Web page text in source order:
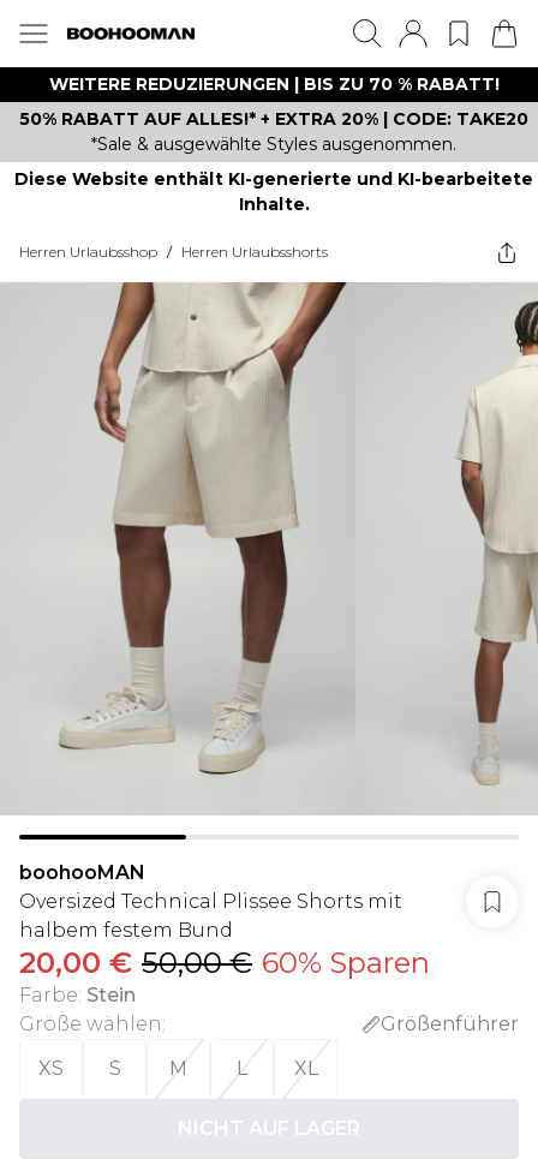
WEITERE REDUZIERUNGEN | BIS ZU 70 % RABATT!
50% RABATT AUF ALLES!* + EXTRA 20% | CODE: TAKE20
*Sale & ausgewählte Styles ausgenommen.
Diese Website enthält KI-generierte und KI-bearbeitete
Inhalte.
Herren Urlaubsshop / Herren Urlaubsshorts
boohooMAN
Oversized Technical Plissee Shorts mit
halbem festem Bund
20,00 € 50,00 € 60% Sparen
Farbe: Stein
Größe wählen:
Größenführer
XS
S M L XL
NICHT AUF LAGER